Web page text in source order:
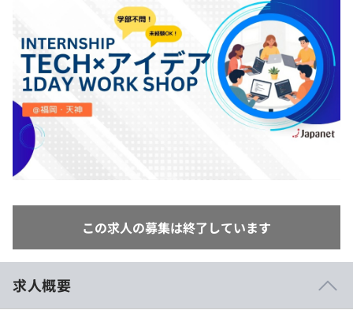
就活成功ガイド
プラン
個人向けプラン
法人向けプラン
学校向けプラン
再チャレンジ結果一覧
note
この求人の募集は終了しています
求人概要